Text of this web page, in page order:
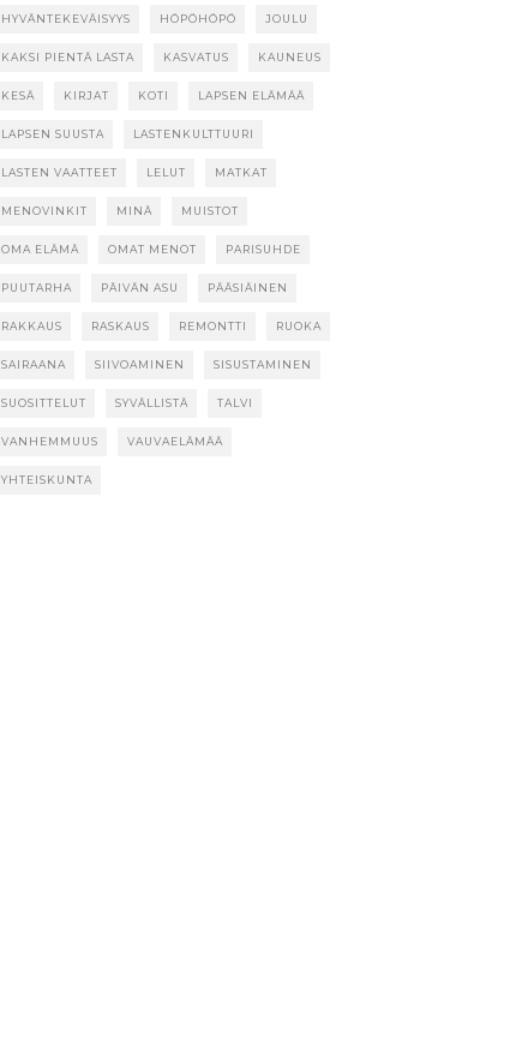
HYVÄNTEKEVÄISYYS HÖPÖHÖPÖ JOULU
KAKSI PIENTÄ LASTA KASVATUS KAUNEUS
KESÄ KIRJAT KOTI LAPSEN ELÄMÄÄ
LAPSEN SUUSTA LASTENKULTTUURI
LASTEN VAATTEET LELUT MATKAT
MENOVINKIT MINÄ MUISTOT
OMA ELÄMÄ OMAT MENOT PARISUHDE
PUUTARHA PÄIVÄN ASU PÄÄSIÄINEN
RAKKAUS RASKAUS REMONTTI RUOKA
SAIRAANA SIIVOAMINEN SISUSTAMINEN
SUOSITTELUT SYVÄLLISTÄ TALVI
VANHEMMUUS VAUVAELÄMÄÄ
YHTEISKUNTA